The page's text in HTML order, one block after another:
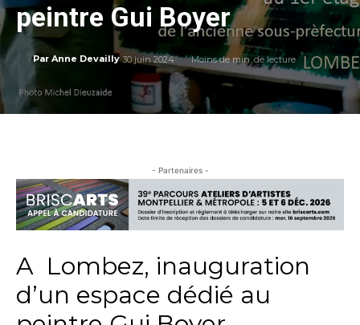
peintre Gui Boyer
Par Anne Devailly 30 juin 2024 Moins demin. de lecture
- Partenaires -
A Lombez, inauguration
d’un espace dédié au